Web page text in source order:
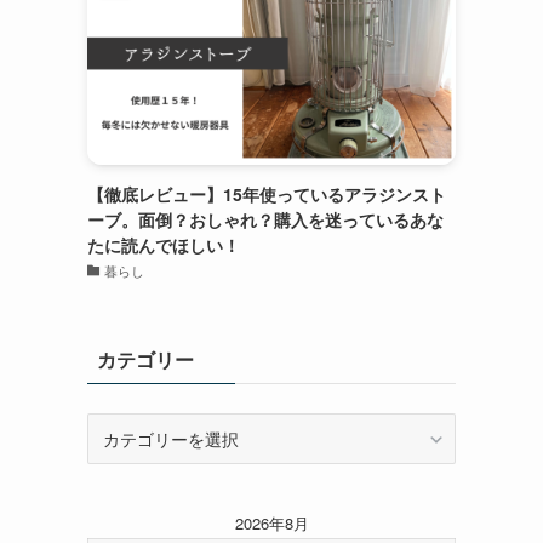
【徹底レビュー】15年使っているアラジンスト
ーブ。面倒？おしゃれ？購入を迷っているあな
たに読んでほしい！
暮らし
カテゴリー
ー
2026年8月